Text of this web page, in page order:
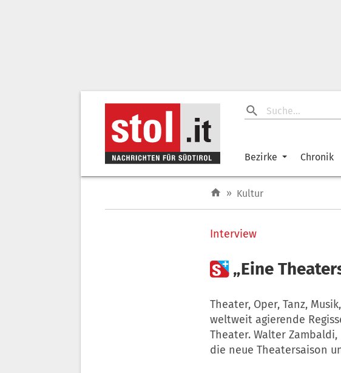
Bezirke Chronik
» Kultur
Interview
 „Eine
Theater, Oper, Tanz,
weltweit agierende
Theater. Walter
die neue Theatersaison